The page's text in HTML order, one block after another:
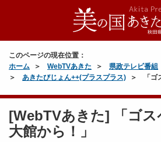
このページの現在位置：
ホーム
WebTVあきた
県政テレビ番組
あきたびじょん++(プラスプラス)
「ゴ
[WebTVあきた] 「ゴス
大館から！」